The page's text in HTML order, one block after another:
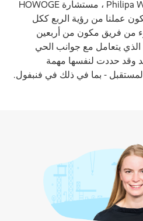
السؤال بالضبط. تقول Philipa Weyers ، مستشارة HOWOGE
عملنا من رؤية الربع ككل
من فريق مكون من أربعين
يتعامل مع جوانب الحي
وقد حددت لنفسها مهمة
- بما في ذلك في فنبفول.